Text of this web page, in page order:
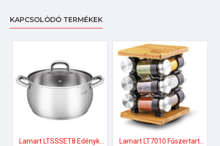
KAPCSOLÓDÓ TERMÉKEK
Lamart LT7010 Fűszertartó készlet